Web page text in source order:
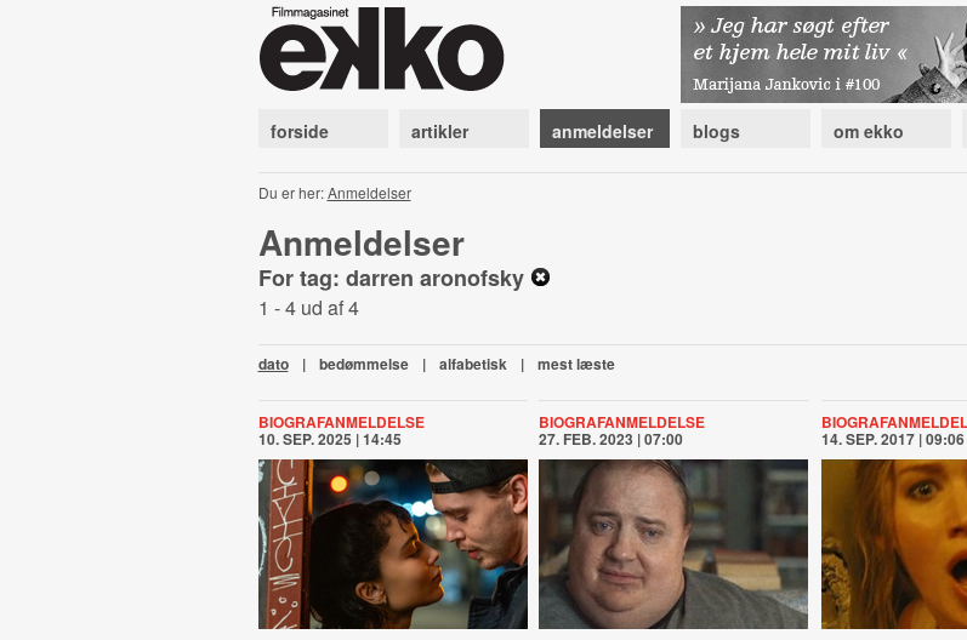
forside artikler anmeldelser blogs om ekko
Du er her:Anmeldelser
Anmeldelser
For tag: darren aronofsky
1 - 4 ud af 4
dato | bedømmelse | alfabetisk | mest læste
BIOGRAFANMELDELSE
10. SEP. 2025 | 14:45
BIOGRAFANMELDELSE
27. FEB. 2023 | 07:00 14. SEP. 2017 | 09:06